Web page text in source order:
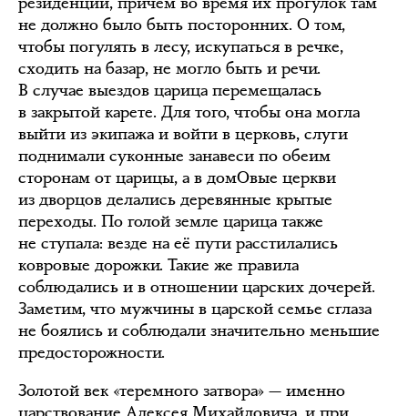
не должно было быть посторонних. О том,
чтобы погулять в лесу, искупаться в речке,
сходить на базар, не могло быть и речи.
В случае выездов царица перемещалась
в закрытой карете. Для того, чтобы она могла
выйти из экипажа и войти в церковь, слуги
поднимали суконные занавеси по обеим
сторонам от царицы, а в домОвые церкви
из дворцов делались деревянные крытые
переходы. По голой земле царица также
не ступала: везде на её пути расстилались
ковровые дорожки. Такие же правила
соблюдались и в отношении царских дочерей.
Заметим, что мужчины в царской семье сглаза
не боялись и соблюдали значительно меньшие
предосторожности.
Золотой век «теремного затвора» — именно